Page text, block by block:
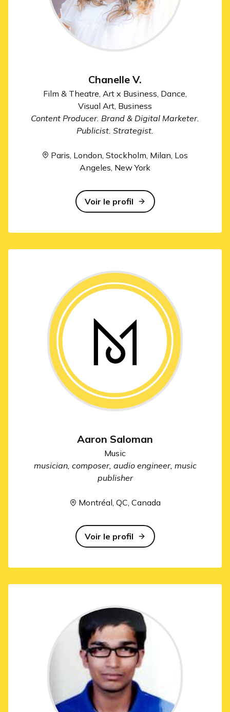
Chanelle V.
Film & Theatre, Art x Business, Dance,
Visual Art, Business
Content Producer. Brand & Digital Marketer.
Publicist. Strategist.
Paris, London, Stockholm, Milan, Los
Angeles, New York
Voir le profil
Aaron Saloman
Music
musician, composer, audio engineer, music
publisher
Montréal, QC, Canada
Voir le profil